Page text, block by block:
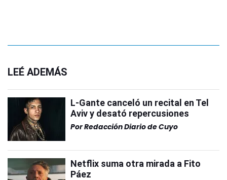
LEÉ ADEMÁS
L-Gante canceló un recital en Tel
Aviv y desató repercusiones
PorRedacción Diario de Cuyo
Netflix suma otra mirada a Fito
Páez